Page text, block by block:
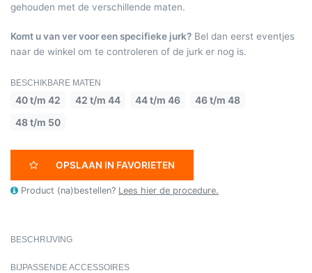
gehouden met de verschillende maten.
Komt u van ver voor een specifieke jurk? Bel dan eerst eventjes
naar de winkel om te controleren of de jurk er nog is.
BESCHIKBARE MATEN
40 t/m 42 42 t/m 44 44 t/m 46
46 t/m 48
48 t/m 50
OPSLAAN IN FAVORIETEN
Product (na)bestellen? Lees hier de procedure.
BESCHRIJVING
BIJPASSENDE ACCESSOIRES